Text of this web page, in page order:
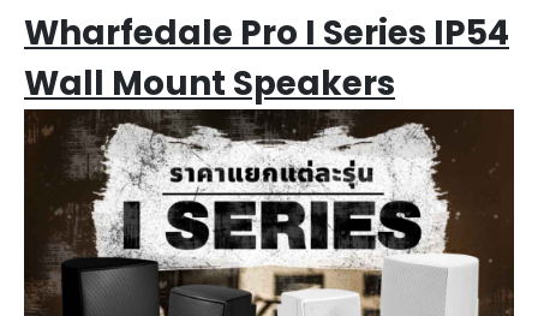
Wharfedale Pro I Series IP54
Wall Mount Speakers